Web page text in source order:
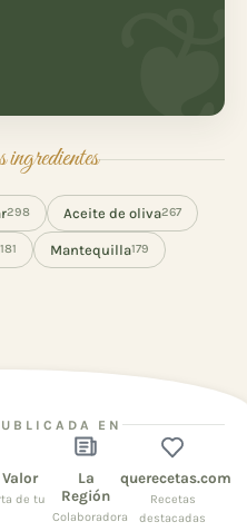
ingredientes
298 Aceite de oliva267
181 Mantequilla179
EN
de tu
La
Región
Colaboradora
querecetas.com
Recetas
destacadas